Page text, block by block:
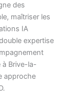
des
maîtriser les
IA
expertise
à Brive-la-
approche